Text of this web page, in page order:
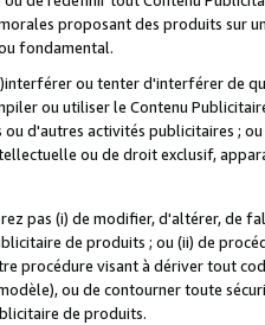
proposant des produits sur
fondamental.
ou tenter d'interférer de
ou utiliser le Contenu
d'autres activités publicitaires ;
ou de droit exclusif,
pas (i) de modifier, d'altérer, de
de produits ; ou (ii) de
procédure visant à dériver tout
ou de contourner toute
de produits.